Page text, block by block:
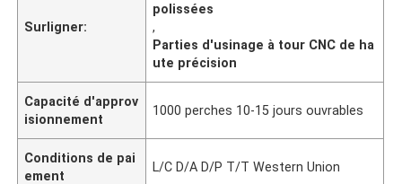
Surligner:
polissées
,
Parties d'usinage à tour CNC de ha
ute précision
Capacité d'approv
isionnement
1000 perches 10-15 jours ouvrables
Conditions de pai
ement
L/C D/A D/P T/T Western Union